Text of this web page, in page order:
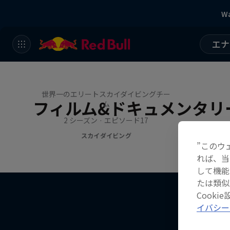
エ
フィルム&ドキュメンタリ
作品名【Miles Above -遥か上
世界一のエリートスカイダイビングチー
ム
2 シーズン · エピソード17
スカイダイビング
”このウ
れば、
して機
たは類
Cookie
イバシ